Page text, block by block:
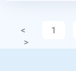
< 1
>